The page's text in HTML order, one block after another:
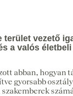
terület vezető
a valós
abban,
gyorsabb